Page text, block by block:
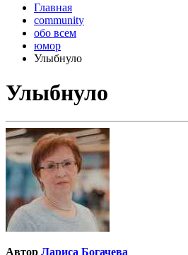
Главная
community
обо всем
юмор
Улыбнуло
Улыбнуло
Автор Лариса Богачева